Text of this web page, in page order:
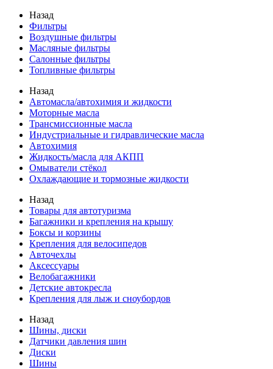
Назад
Фильтры
Воздушные фильтры
Масляные фильтры
Салонные фильтры
Топливные фильтры
Назад
Автомасла/автохимия и жидкости
Моторные масла
Трансмиссионные масла
Индустриальные и гидравлические масла
Автохимия
Жидкость/масла для АКПП
Омыватели стёкол
Охлаждающие и тормозные жидкости
Назад
Товары для автотуризма
Багажники и крепления на крышу
Боксы и корзины
Крепления для велосипедов
Авточехлы
Аксессуары
Велобагажники
Детские автокресла
Крепления для лыж и сноубордов
Назад
Шины, диски
Датчики давления шин
Диски
Шины